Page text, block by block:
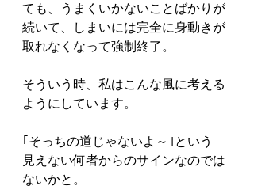
ても、うまくいかないことばかりが
続いて、しまいには完全に身動きが
取れなくなって強制終了。
そういう時、私はこんな風に考える
ようにしています。
｢そっちの道じゃないよ～｣という
見えない何者からのサインなのでは
ないかと。